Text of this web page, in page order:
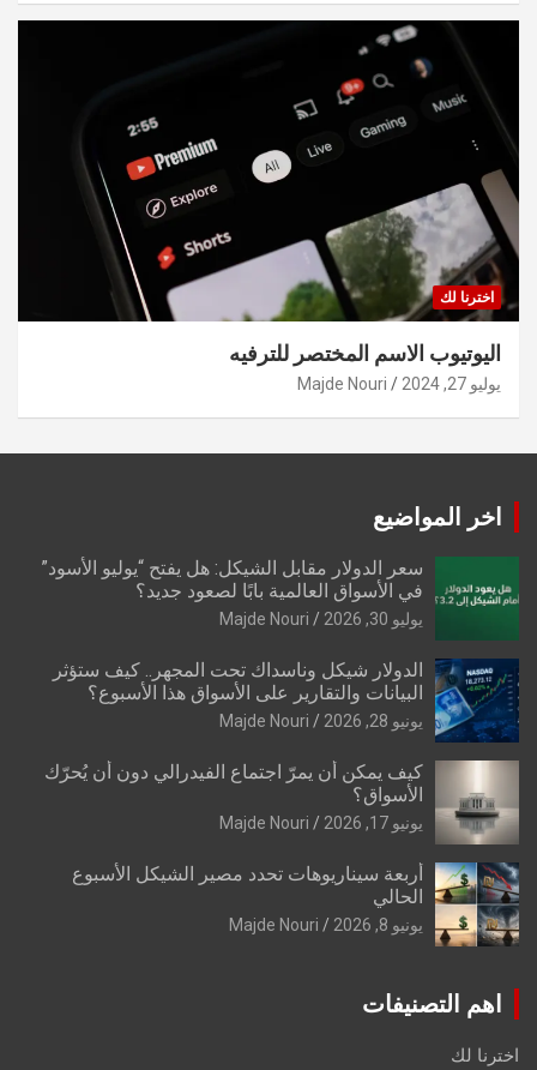
اخترنا لك
اليوتيوب الاسم المختصر للترفيه
يوليو 27, 2024 Majde Nouri
اخر المواضيع
سعر الدولار مقابل الشيكل: هل يفتح “يوليو الأسود”
في الأسواق العالمية بابًا لصعود جديد؟
يوليو 30, 2026 Majde Nouri
الدولار شيكل وناسداك تحت المجهر.. كيف ستؤثر
البيانات والتقارير على الأسواق هذا الأسبوع؟
يونيو 28, 2026 Majde Nouri
كيف يمكن أن يمرّ اجتماع الفيدرالي دون أن يُحرّك
الأسواق؟
يونيو 17, 2026 Majde Nouri
أربعة سيناريوهات تحدد مصير الشيكل الأسبوع
الحالي
يونيو 8, 2026 Majde Nouri
اهم التصنيفات
اخترنا لك